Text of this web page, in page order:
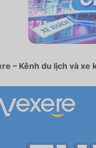
– Kênh du lịch và xe